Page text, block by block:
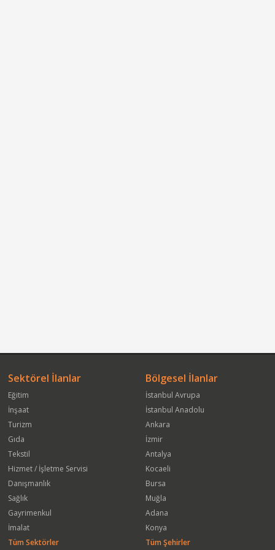
Sektörel İlanlar
Eğitim
İnşaat
Turizm
Gıda
Tekstil
Hizmet / İşletme Servisi
Danışmanlık
Sağlık
Gayrimenkul
İmalat
Tüm Sektörler
Bölgesel İlanlar
İstanbul Avrupa
İstanbul Anadolu
Ankara
İzmir
Antalya
Kocaeli
Bursa
Muğla
Adana
Konya
Tüm Şehirler